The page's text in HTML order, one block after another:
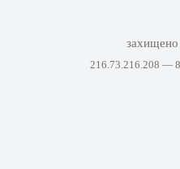
захищено
216.73.216.208 —